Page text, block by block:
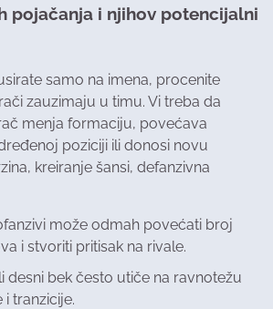
pojačanja i njihov potencijalni
samo na imena, procenite
zauzimaju u timu. Vi treba da
menja formaciju, povećava
poziciji ili donosi novu
kreiranje šansi, defanzivna
može odmah povećati broj
i stvoriti pritisak na rivale.
desni bek često utiče na ravnotežu
tranzicije.